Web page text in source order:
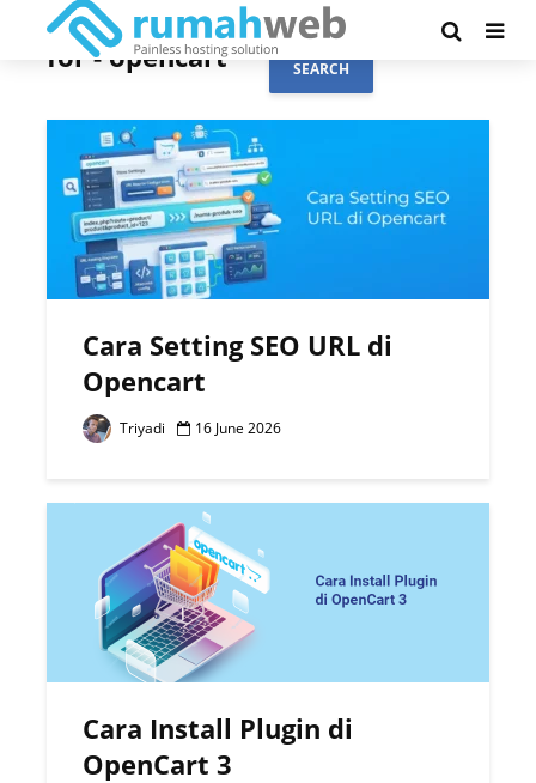
Search results
for - opencart
SEARCH
Cara Setting SEO URL di
Opencart
Triyadi 16 June 2026
Cara Install Plugin di
OpenCart 3